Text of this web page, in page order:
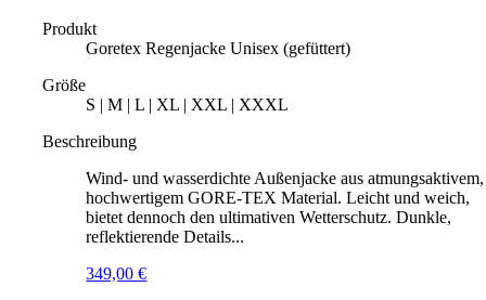
Produkt
Goretex Regenjacke Unisex (gefüttert)
Größe
S | M | L | XL | XXL | XXXL
Beschreibung
Wind- und wasserdichte Außenjacke aus atmungsaktivem,
hochwertigem GORE-TEX Material. Leicht und weich,
bietet dennoch den ultimativen Wetterschutz. Dunkle,
reflektierende Details...
349,00€